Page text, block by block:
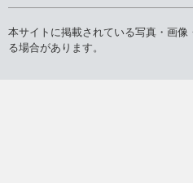
本サイトに掲載されている写真・画
る場合があります。